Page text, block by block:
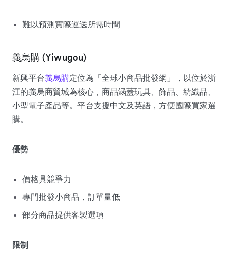
難以預測實際運送所需時間
義烏購 (Yiwugou)
新興平台義烏購定位為「全球小商品批發網」，以位於浙
江的義烏商貿城為核心，商品涵蓋玩具、飾品、紡織品、
小型電子產品等。平台支援中文及英語，方便國際買家選
購。
優勢
價格具競爭力
專門批發小商品，訂單量低
部分商品提供客製選項
限制